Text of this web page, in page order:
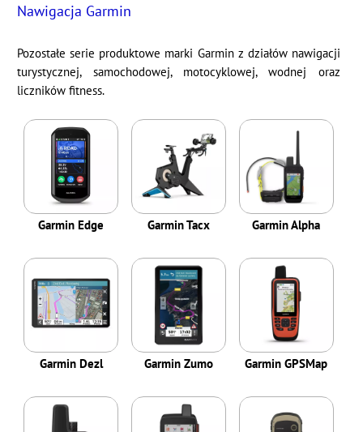
Nawigacja Garmin
Pozostałe serie produktowe marki Garmin z działów nawigacji
turystycznej, samochodowej, motocyklowej, wodnej oraz
liczników fitness.
Garmin Edge Garmin Tacx Garmin Alpha
Garmin Dezl Garmin Zumo Garmin GPSMap